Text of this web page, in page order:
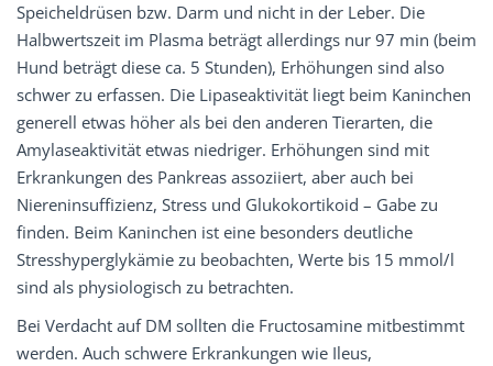
Speicheldrüsen bzw. Darm und nicht in der Leber. Die
Halbwertszeit im Plasma beträgt allerdings nur 97 min (beim
Hund beträgt diese ca. 5 Stunden), Erhöhungen sind also
schwer zu erfassen. Die Lipaseaktivität liegt beim Kaninchen
generell etwas höher als bei den anderen Tierarten, die
Amylaseaktivität etwas niedriger. Erhöhungen sind mit
Erkrankungen des Pankreas assoziiert, aber auch bei
Niereninsuffizienz, Stress und Glukokortikoid – Gabe zu
finden. Beim Kaninchen ist eine besonders deutliche
Stresshyperglykämie zu beobachten, Werte bis 15 mmol/l
sind als physiologisch zu betrachten.
Bei Verdacht auf DM sollten die Fructosamine mitbestimmt
werden. Auch schwere Erkrankungen wie Ileus,